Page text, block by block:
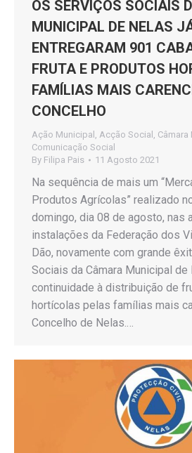
OS SERVIÇOS SOCIAIS
MUNICIPAL DE NELAS
ENTREGARAM 901
FRUTA E PRODUTOS
FAMÍLIAS MAIS
CONCELHO
Ação Municipal Acção Social Câmara
Comunicação Social
By Filipa Pais 11 Agosto 2021
Na sequência de mais um
Produtos Agrícolas” realizado
domingo, dia 08 de agosto, nas
instalações da Federação dos
Dão, novamente com grande
Sociais da Câmara Municipal de
continuidade à distribuição de
hortícolas pelas famílias mais
Concelho de Nelas.…